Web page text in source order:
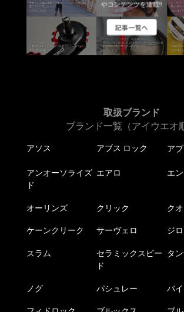
やコンテンツを連載!!
記事一覧へ
取扱ブランド
ブランド一覧（アイウエオ
アソス アブス ロック ア
アンオーソライズ
ド
エアロ エ
オーリンズ クリック クオ
ケーンクリーク サーヴェロ ジロ
スラム
セラミックスピー
ド
タ
ノグ パシュレー バ